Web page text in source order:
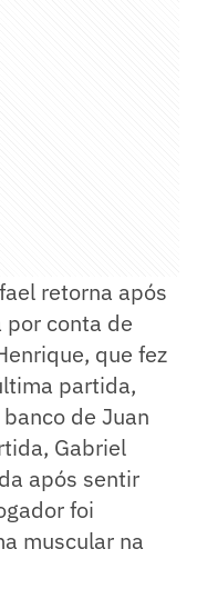
retorna após
por conta de
que fez
partida,
de Juan
Gabriel
após sentir
foi
muscular na